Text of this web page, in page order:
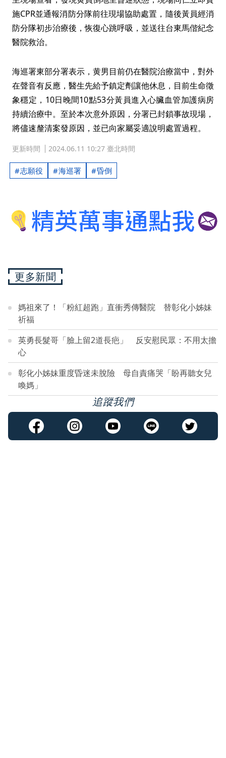
施CPR並通報消防分隊前往現場協助處置，隨後黃員經消
防分隊初步治療後，恢復心跳呼吸，並送往台東馬偕紀念
醫院救治。
海巡署東部分署表示，黄男目前仍在醫院治療當中，對外
在聲音有反應，醫生先給予鎮定劑讓他休息，目前生命徵
象穩定，10日晚間10點53分黃員進入心臟血管加護病房
持續治療中。至於本次意外原因，分署已封鎖事故現場，
將儘速釐清案發原因，並已向家屬妥適說明處置過程。
更新時間 2024.06.11 10:27 臺北時間
志願役 海巡署 昏倒
更多新聞
媽祖來了！「粉紅超跑」直衝秀傳醫院 替彰化小姊妹
祈福
英勇長髮哥「臉上留2道長疤」 反安慰民眾：不用太擔
心
彰化小姊妹重度昏迷未脫險 母自責痛哭「盼再聽女兒
喚媽」
追蹤我們